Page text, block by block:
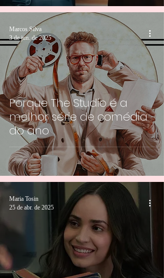
Porque The Studio é a
melhor série de comédia
do ano
Marcos Silva
3 de jun. de 2025
Maria Tosin
25 de abr. de 2025